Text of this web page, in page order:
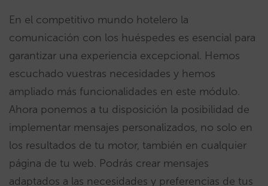
En el competitivo mundo hotelero la
comunicación con los huéspedes es esencial para
garantizar una experiencia excepcional. Hemos
escuchado vuestras necesidades y hemos
ampliado más funcionalidades en este módulo.
Ahora ponemos a tu disposición la posibilidad de
implementar mensajes personalizados, no solo en
los resultados de tu motor, también en cualquier
página de tu web. Podrás crear mensajes
adaptados a las necesidades y preferencias de tus